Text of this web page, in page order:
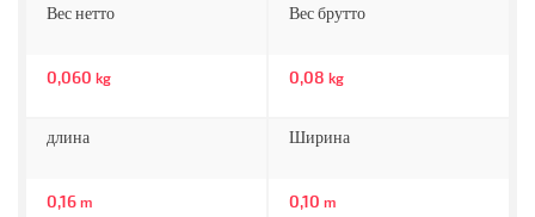
Вес нетто
0,060 kg
Вес брутто
0,08 kg
длина
0,16 m
Ширина
0,10 m